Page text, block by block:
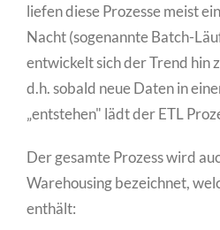
liefen diese Prozesse meist
Nacht (sogenannte Batch-
entwickelt sich der Trend hin
d.h. sobald neue Daten in
„entstehen" lädt der ETL
Der gesamte Prozess wird
Warehousing bezeichnet,
enthält: